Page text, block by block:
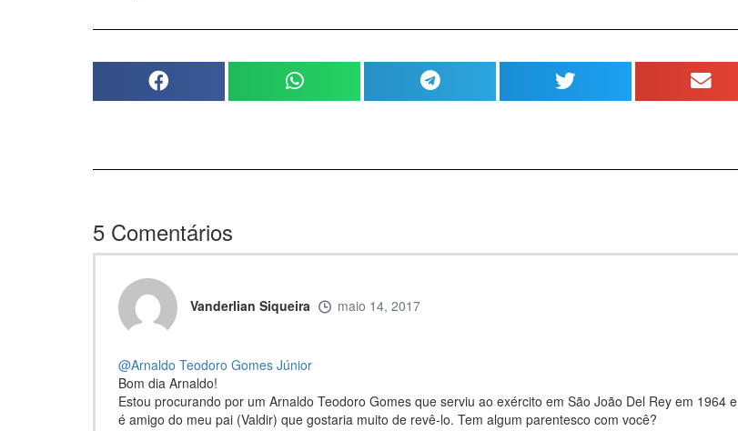
5 Comentários
Vanderlian Siqueira maio 14, 2017
@Arnaldo Teodoro Gomes Júnior
Bom dia Arnaldo!
Estou procurando por um Arnaldo Teodoro Gomes que serviu ao exército em São João Del Rey em 1964 e
é amigo do meu pai (Valdir) que gostaria muito de revê-lo. Tem algum parentesco com você?